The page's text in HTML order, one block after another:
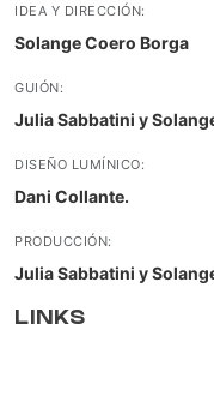
IDEA Y DIRECCIÓN:
Solange Coero Borga
GUIÓN:
Julia Sabbatini y
DISEÑO LUMÍNICO:
Dani Collante.
PRODUCCIÓN:
Julia Sabbatini y
LINKS